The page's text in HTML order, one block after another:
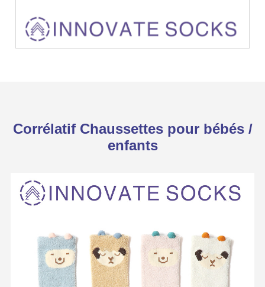
Corrélatif Chaussettes pour bébés /
enfants